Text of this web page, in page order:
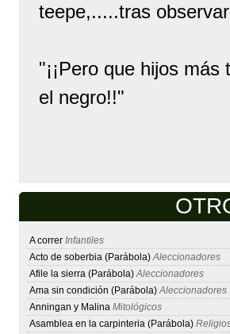
teepe,.....tras
"¡¡Pero que hijos
el negro!!"
A correr Infantiles
Acto de soberbia (Parábola)Aleccionadores
Afile la sierra (Parábola)Aleccionadores
Ama sin condición (Parábola)Aleccionadores
Anningan y Malina Mitológicos
Asamblea en la carpinteria (Parábola)